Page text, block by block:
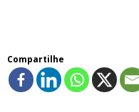
Compartilhe